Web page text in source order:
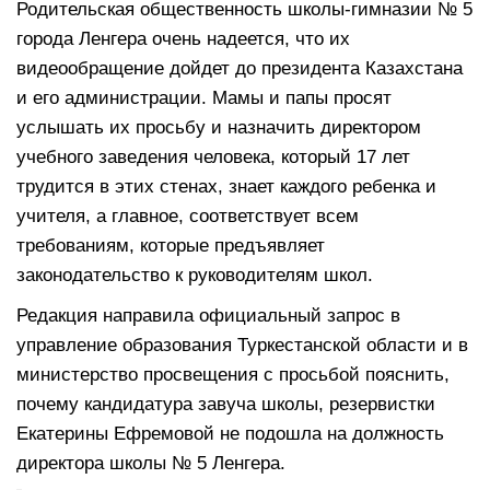
Родительская общественность школы-гимназии № 5
города Ленгера очень надеется, что их
видеообращение дойдет до президента Казахстана
и его администрации. Мамы и папы просят
услышать их просьбу и назначить директором
учебного заведения человека, который 17 лет
трудится в этих стенах, знает каждого ребенка и
учителя, а главное, соответствует всем
требованиям, которые предъявляет
законодательство к руководителям школ.
Редакция направила официальный запрос в
управление образования Туркестанской области и в
министерство просвещения с просьбой пояснить,
почему кандидатура завуча школы, резервистки
Екатерины Ефремовой не подошла на должность
директора школы № 5 Ленгера.